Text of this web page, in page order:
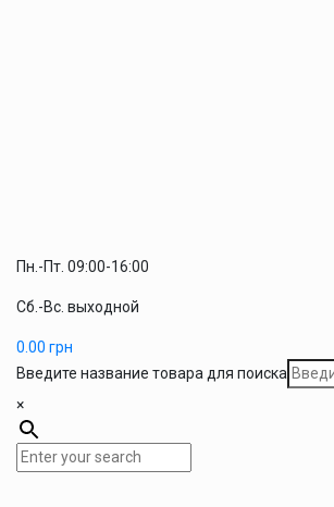
Пн.-Пт. 09:00-16:00
Сб.-Вс. выходной
0.00 грн
Введите название товара для поиска
×